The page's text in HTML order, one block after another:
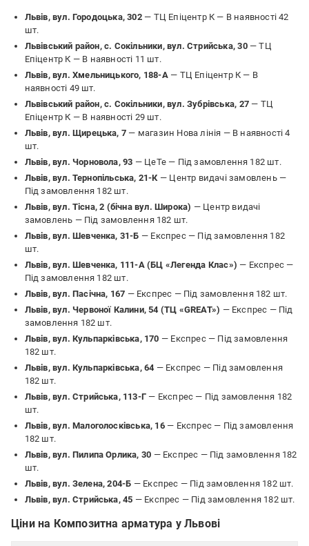
Львів, вул. Городоцька, 302— ТЦ Епіцентр К — В наявності 42
шт.
Львівський район, с. Сокільники, вул. Стрийська, 30— ТЦ
Епіцентр К — В наявності 11 шт.
Львів, вул. Хмельницького, 188-А— ТЦ Епіцентр К — В
наявності 49 шт.
Львівський район, с. Сокільники, вул. Зубрівська, 27— ТЦ
Епіцентр К — В наявності 29 шт.
Львів, вул. Щирецька, 7 — магазин Нова лінія — В наявності 4
шт.
Львів, вул. Чорновола, 93 — ЦеТе — Під замовлення 182 шт.
Львів, вул. Тернопільська, 21-К— Центр видачі замовлень —
Під замовлення 182 шт.
Львів, вул. Тісна, 2 (бічна вул. Широка) — Центр видачі
замовлень — Під замовлення 182 шт.
Львів, вул. Шевченка, 31-Б — Експрес — Під замовлення 182
шт.
Львів, вул. Шевченка, 111-А (БЦ «Легенда Клас») — Експрес —
Під замовлення 182 шт.
Львів, вул. Пасічна, 167 — Експрес — Під замовлення 182 шт.
Львів, вул. Червоної Калини, 54 (ТЦ «GREAT») — Експрес — Під
замовлення 182 шт.
Львів, вул. Кульпарківська, 170 — Експрес — Під замовлення
182 шт.
Львів, вул. Кульпарківська, 64 — Експрес — Під замовлення
182 шт.
Львів, вул. Стрийська, 113-Г — Експрес — Під замовлення 182
шт.
Львів, вул. Малоголосківська, 16— Експрес — Під замовлення
182 шт.
Львів, вул. Пилипа Орлика, 30 — Експрес — Під замовлення 182
шт.
Львів, вул. Зелена, 204-Б — Експрес — Під замовлення 182 шт.
Львів, вул. Стрийська, 45 — Експрес — Під замовлення 182 шт.
Ціни на Композитна арматура у Львові